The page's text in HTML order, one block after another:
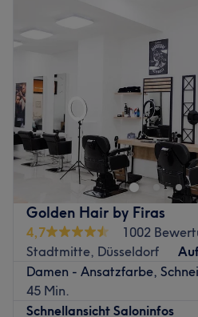
Golden Hair by Firas
4,7
1002
Stadtmitte, Düsseldorf
Damen - Ansatzfarbe,
45 Min.
Schnellansicht Saloninfos